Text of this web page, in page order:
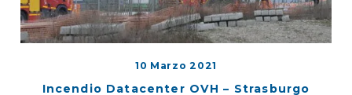
10 Marzo 2021
Incendio Datacenter OVH – Strasburgo